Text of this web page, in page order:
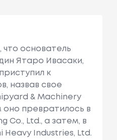
что основатель
Ятаро Ивасаки,
к
назвав свое
& Machinery
превратилось в
Co., Ltd., а затем, в
Heavy Industries, Ltd.